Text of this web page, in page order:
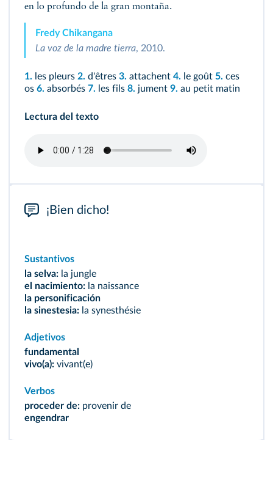
en lo profundo de la gran montaña.
Fredy Chikangana
La voz de la madre tierra, 2010.
1. les pleurs 2. d'êtres 3. attachent 4. le goût 5. ces
os 6. absorbés 7. les fils 8. jument 9. au petit matin
Lectura del texto
¡Bien dicho!
Sustantivos
la selva: la jungle
el nacimiento: la naissance
la personificación
la sinestesia: la synesthésie
Adjetivos
fundamental
vivo(a): vivant(e)
Verbos
proceder de: provenir de
engendrar